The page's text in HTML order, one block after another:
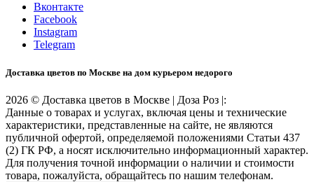
Вконтакте
Facebook
Instagram
Telegram
Доставка цветов по Москве на дом курьером недорого
2026 © Доставка цветов в Москве | Доза Роз |:
Данные о товарах и услугах, включая цены и технические
характеристики, представленные на сайте, не являются
публичной офертой, определяемой положениями Статьи 437
(2) ГК РФ, а носят исключительно информационный характер.
Для получения точной информации о наличии и стоимости
товара, пожалуйста, обращайтесь по нашим телефонам.